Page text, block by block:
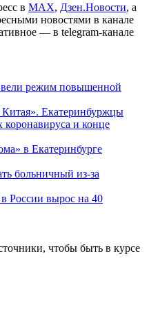
в МАХ, Дзен.Новости, а
новостями в канале
— в telegram-канале
режим повышенной
Екатеринбуржцы
коронавируса и конце
в Екатеринбурге
больничный из-за
России вырос на 40
чтобы быть в курсе